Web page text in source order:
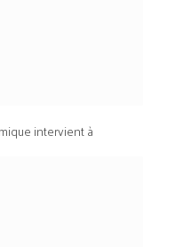
intervient à